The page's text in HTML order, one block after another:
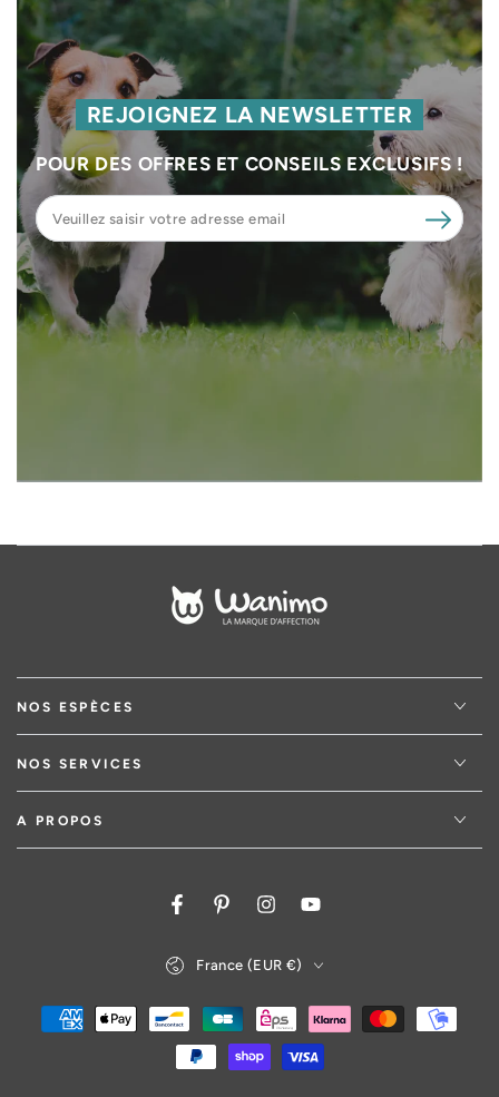
REJOIGNEZ LA NEWSLETTER
POUR DES OFFRES ET CONSEILS EXCLUSIFS !
Veuillez
saisir
votre
adresse
email
NOS ESPÈCES
NOS SERVICES
A PROPOS
FacebookPinterestInstagramYouTube
France (EUR €)
Modes